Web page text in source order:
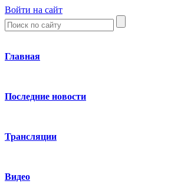
Войти на сайт
Главная
Последние новости
Трансляции
Видео